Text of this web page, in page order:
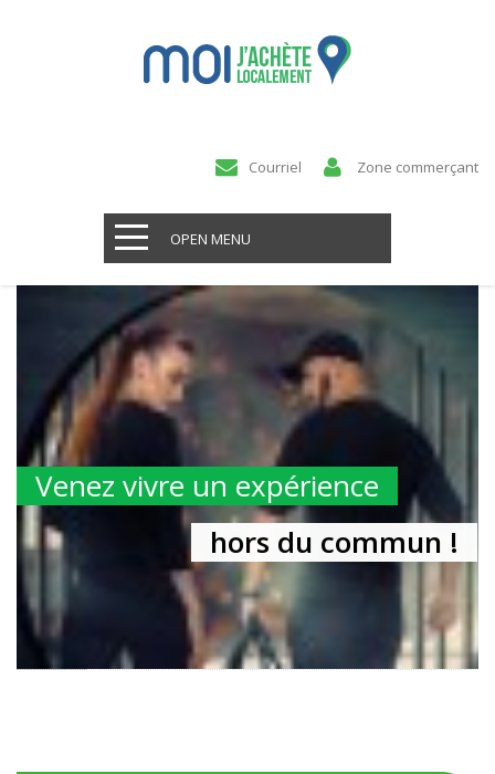
Courriel Zone commerçant
OPEN MENU
Venez vivre un expérience
hors du commun !